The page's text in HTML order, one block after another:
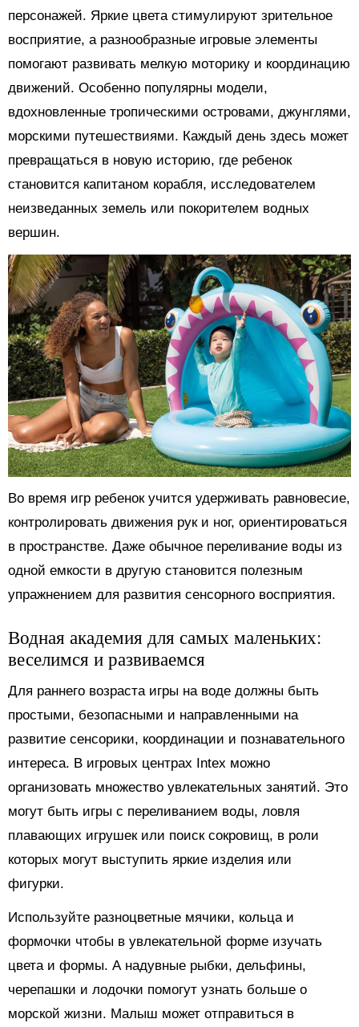
персонажей. Яркие цвета стимулируют зрительное
восприятие, а разнообразные игровые элементы
помогают развивать мелкую моторику и координацию
движений. Особенно популярны модели,
вдохновленные тропическими островами, джунглями,
морскими путешествиями. Каждый день здесь может
превращаться в новую историю, где ребенок
становится капитаном корабля, исследователем
неизведанных земель или покорителем водных
вершин.
Во время игр ребенок учится удерживать равновесие,
контролировать движения рук и ног, ориентироваться
в пространстве. Даже обычное переливание воды из
одной емкости в другую становится полезным
упражнением для развития сенсорного восприятия.
Водная академия для самых маленьких:
веселимся и развиваемся
Для раннего возраста игры на воде должны быть
простыми, безопасными и направленными на
развитие сенсорики, координации и познавательного
интереса. В игровых центрах Intex можно
организовать множество увлекательных занятий. Это
могут быть игры с переливанием воды, ловля
плавающих игрушек или поиск сокровищ, в роли
которых могут выступить яркие изделия или
фигурки.
Используйте разноцветные мячики, кольца и
формочки чтобы в увлекательной форме изучать
цвета и формы. А надувные рыбки, дельфины,
черепашки и лодочки помогут узнать больше о
морской жизни. Малыш может отправиться в